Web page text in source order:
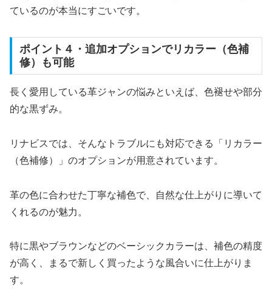
ているのが本当にすごいです。
ポイント４・追加オプションでリカラー（色補
修）も可能
長く愛用している革ジャンの悩みといえば、色褪せや部分
的な黒ずみ。
リナビスでは、そんなトラブルにも対応できる「リカラー
（色補修）」のオプションが用意されています。
革の色に合わせた丁寧な補色で、自然な仕上がりに導いて
くれるのが魅力。
特に黒やブラウンなどのベーシックカラーは、補色の精度
が高く、まるで新しく買ったような風合いに仕上がりま
す。